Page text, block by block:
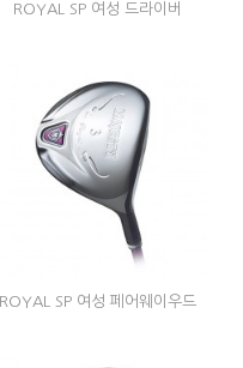
ROYAL SP 여성 드라이버
ROYAL SP 여성 페어웨이우드